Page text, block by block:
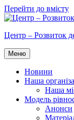
Перейти до вмісту
Центр – Розвиток
Меню
Новини
Наша
Наша
Модель
Анонси